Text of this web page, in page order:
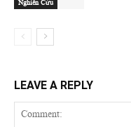
Nghiên Cứu
LEAVE A REPLY